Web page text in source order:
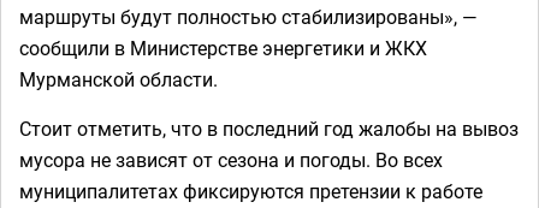
маршруты будут полностью стабилизированы», —
сообщили в Министерстве энергетики и ЖКХ
Мурманской области.
Стоит отметить, что в последний год жалобы на вывоз
мусора не зависят от сезона и погоды. Во всех
муниципалитетах фиксируются претензии к работе